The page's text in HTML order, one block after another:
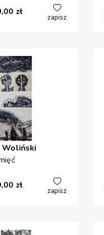
zł
zapisz
Woliński
zł
zapisz